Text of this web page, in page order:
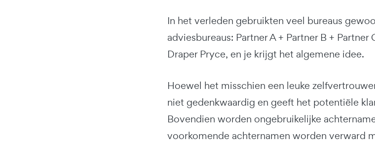
In het verleden gebruikten veel bureaus
adviesbureaus: Partner A + Partner B +
Draper Pryce, en je krijgt het algemene idee.
Hoewel het misschien een leuke
niet gedenkwaardig en geeft het potentiële
Bovendien worden ongebruikelijke
voorkomende achternamen worden verward